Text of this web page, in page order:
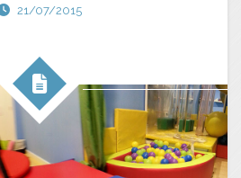
21/07/2015